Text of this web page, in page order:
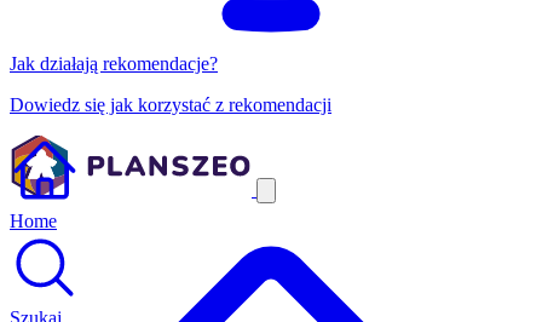
Jak działają rekomendacje?
Dowiedz się jak korzystać z rekomendacji
Home
Szukaj